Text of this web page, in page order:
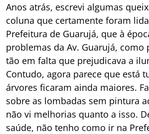
Anos atrás, escrevi algumas
coluna que certamente foram
Prefeitura de Guarujá, que à
problemas da Av. Guarujá, como
tão em falta que prejudicava a
Contudo, agora parece que está
árvores ficaram ainda maiores.
sobre as lombadas sem pintura
não vi melhorias quanto a isso.
saúde, não tenho como ir na